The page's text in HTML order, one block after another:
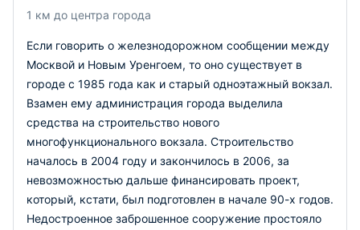
1 км до центра города
Если говорить о железнодорожном сообщении между
Москвой и Новым Уренгоем, то оно существует в
городе с 1985 года как и старый одноэтажный вокзал.
Взамен ему администрация города выделила
средства на строительство нового
многофункционального вокзала. Строительство
началось в 2004 году и закончилось в 2006, за
невозможностью дальше финансировать проект,
который, кстати, был подготовлен в начале 90-х годов.
Недостроенное заброшенное сооружение простояло